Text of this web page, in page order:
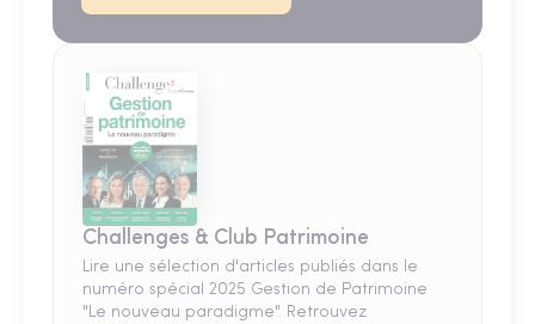
Challenges & Club Patrimoine
Lire une sélection d'articles publiés dans le
numéro spécial 2025 Gestion de Patrimoine
"Le nouveau paradigme". Retrouvez